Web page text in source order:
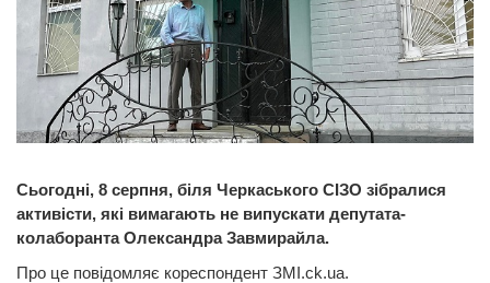
Сьогодні, 8 серпня, біля Черкаського СІЗО зібралися
активісти, які вимагають не випускати депутата-
колаборанта Олександра Завмирайла.
Про це повідомляє кореспондент ЗМІ.ck.ua.